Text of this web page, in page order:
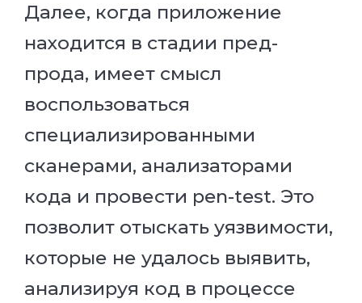
Далее, когда приложение
находится в стадии пред-
прода, имеет смысл
воспользоваться
специализированными
сканерами, анализаторами
кода и провести pen-test. Это
позволит отыскать уязвимости,
которые не удалось выявить,
анализируя код в процессе